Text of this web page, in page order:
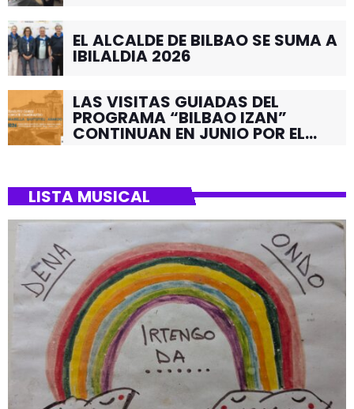
EL ALCALDE DE BILBAO SE SUMA A
IBILALDIA 2026
LAS VISITAS GUIADAS DEL
PROGRAMA “BILBAO IZAN”
CONTINUAN EN JUNIO POR EL
LISTA MUSICAL